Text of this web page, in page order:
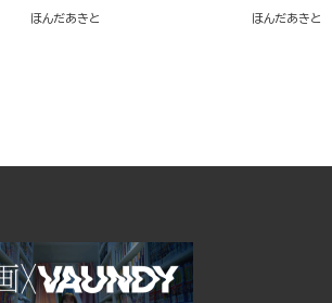
ほんだあきと ほんだあきと